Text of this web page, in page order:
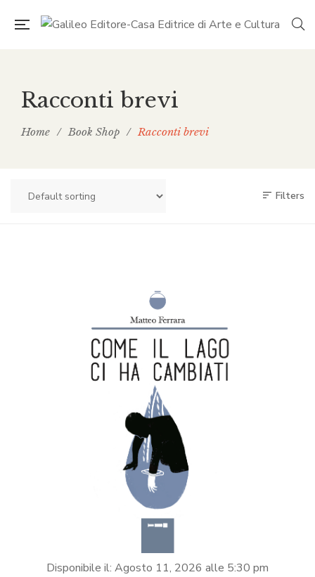
Racconti brevi
Home / Book Shop / Racconti brevi
Filters
Disponibile il: Agosto 11, 2026 alle 5:30 pm